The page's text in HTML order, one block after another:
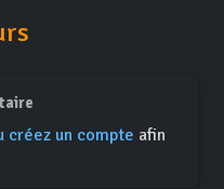
créez un compte afin